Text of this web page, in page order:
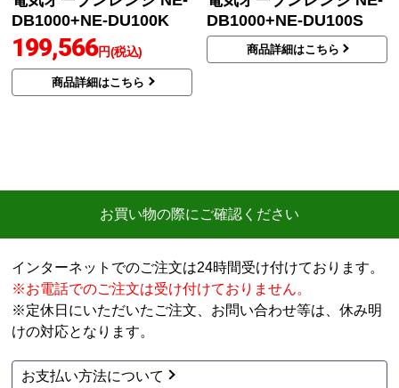
DB1000+NE-DU100K
199,566円(税込)
商品詳細はこちら
DB1000+NE-DU100S
商品詳細はこちら
お買い物の際にご確認ください
インターネットでのご注文は24時間受け付けております。
※お電話でのご注文は受け付けておりません。
※定休日にいただいたご注文、お問い合わせ等は、休み明
けの対応となります。
お支払い方法について